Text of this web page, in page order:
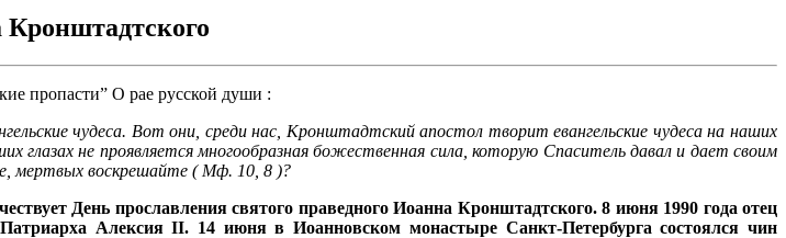
Кронштадтского
пропасти” О рае русской души :
чудеса. Вот они, среди нас, Кронштадтский апостол творит евангельские чудеса на наших
глазах не проявляется многообразная божественная сила, которую Спаситель давал и дает своим
мертвых воскрешайте ( Мф. 10, 8 )?
День прославления святого праведного Иоанна Кронштадтского. 8 июня 1990 года отец
Алексия II. 14 июня в Иоанновском монастыре Санкт-Петербурга состоялся чин